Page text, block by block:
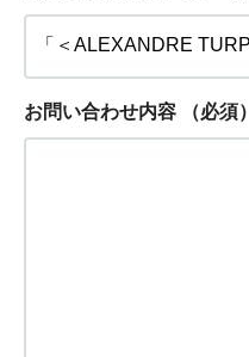
お問い合わせ内容 （必須）